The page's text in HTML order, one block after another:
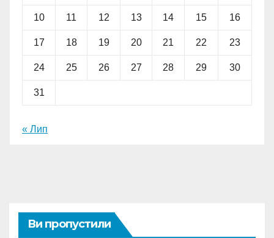
10 11 12 13 14 15 16
17 18 19 20 21 22 23
24 25 26 27 28 29 30
31
« Лип
Ви пропустили